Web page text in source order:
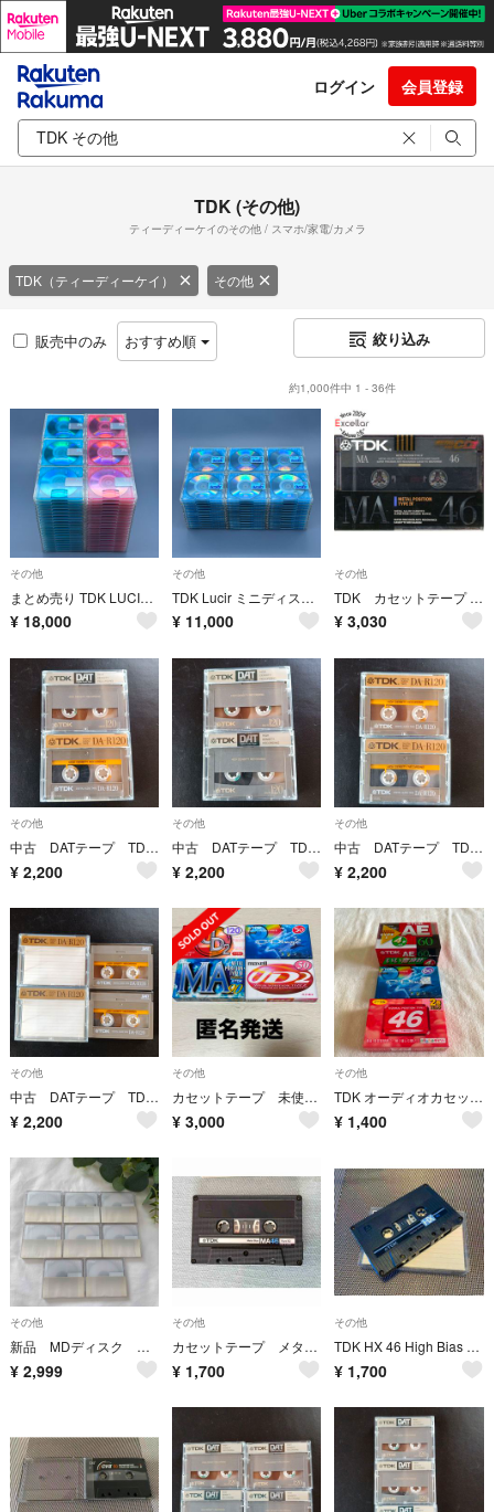
ログイン 会員登録
TDK (その他)
ティーディーケイのその他 / スマホ/家電/カメラ
TDK（ティーディーケイ） その他
販売中のみ おすすめ順 絞り込み
約1,000件中 1 - 36件
その他
まとめ売り TDK LUCIR MD 74分 ミニディスク 120枚 大量セット ブルー ピンク 中古
¥ 18,000
その他
TDK Lucir ミニディスク ブルー MD 74分 72枚セット まとめ
¥ 11,000
その他
TDK カセットテープ メタル MA-46M 46分
¥ 3,030
その他
中古 DATテープ TDK DA-R120 2本
¥ 2,200
その他
中古 DATテープ TDK DA-R120 2本
¥ 2,200
その他
中古 DATテープ TDK DA-R120 2本
¥ 2,200
その他
中古 DATテープ TDK DA-R120 2本
¥ 2,200
その他
カセットテープ 未使用 4本 マクセル TDK
¥ 3,000
その他
TDK オーディオカセットテープ CD2-60R
¥ 1,400
その他
新品 MDディスク 未使用 TDK 8枚 74分
¥ 2,999
その他
カセットテープ メタルポジション1 フェリクロムポジション1
¥ 1,700
その他
TDK HX 46 High Bias 70μsEQ カセットテープ・ハイポジション・1980年代・日本製
¥ 1,700